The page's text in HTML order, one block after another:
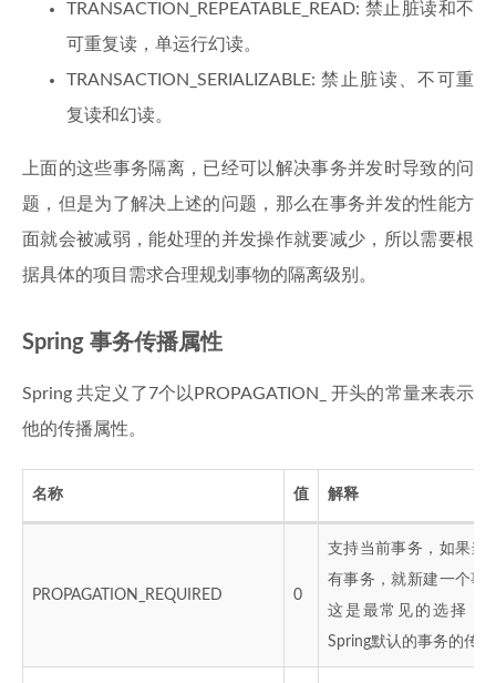
TRANSACTION_REPEATABLE_READ: 禁止脏读和不
可重复读，单运行幻读。
TRANSACTION_SERIALIZABLE: 禁止脏读、不可重
复读和幻读。
上面的这些事务隔离，已经可以解决事务并发时导致的问
题，但是为了解决上述的问题，那么在事务并发的性能方
面就会被减弱，能处理的并发操作就要减少，所以需要根
据具体的项目需求合理规划事物的隔离级别。
Spring 事务传播属性
Spring 共定义了7个以PROPAGATION_ 开头的常量来表示
他的传播属性。
名称 值 解释
PROPAGATION_REQUIRED 0
支持当前事务，如果当
有事务，就新建一个事
这是最常见的选择，
Spring默认的事务的传